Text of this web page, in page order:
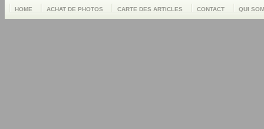
HOME ACHAT DE PHOTOS CARTE DES ARTICLES CONTACT QUI